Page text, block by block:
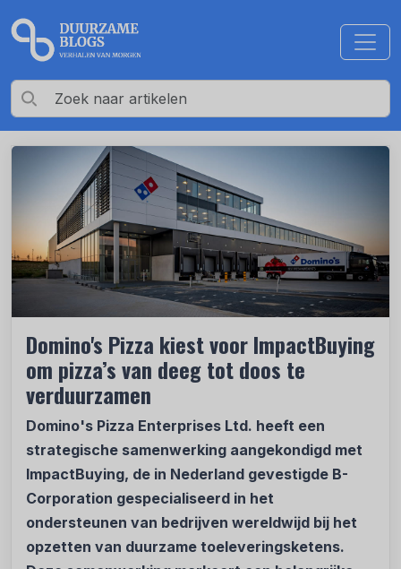
Domino's Pizza kiest voor ImpactBuying
om pizza’s van deeg tot doos te
verduurzamen
Domino's Pizza Enterprises Ltd. heeft een
strategische samenwerking aangekondigd met
ImpactBuying, de in Nederland gevestigde B-
Corporation gespecialiseerd in het
ondersteunen van bedrijven wereldwijd bij het
opzetten van duurzame toeleveringsketens.